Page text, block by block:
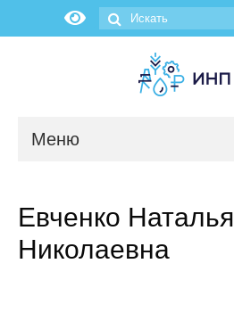
Меню
Евченко Наталья
Николаевна